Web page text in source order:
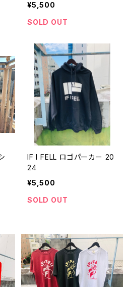
¥5,500
SOLD OUT
IF I FELL ロゴパーカー 20
24
¥5,500
SOLD OUT